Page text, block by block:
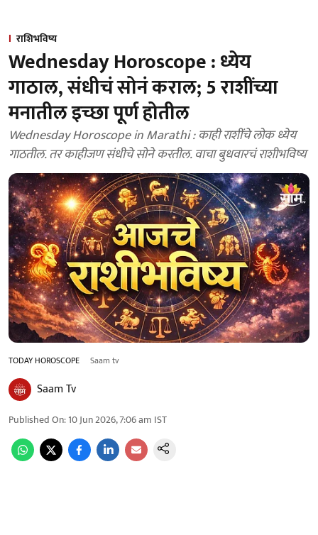
राशिभविष्य
Wednesday Horoscope : ध्येय
गाठाल, संधीचं सोनं कराल; 5 राशींच्या
मनातील इच्छा पूर्ण होतील
Wednesday Horoscope in Marathi : काही राशींचे लोक ध्येय
गाठतील. तर काहीजण संधीचे सोने करतील. वाचा बुधवारचं राशीभविष्य
TODAY HOROSCOPE Saam tv
Saam Tv
Published On:10 Jun 2026, 7:06 am IST